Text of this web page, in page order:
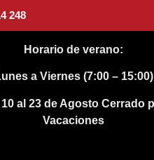
248
Horario de verano:
a Viernes (7:00 – 15:00)
10 al 23 de AgostoCerrado
Vacaciones